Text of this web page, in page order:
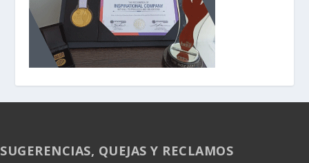
SUGERENCIAS, QUEJAS Y RECLAMOS